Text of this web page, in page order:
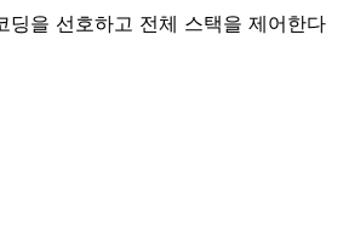
을 선호하고 전체 스택을 제어한다